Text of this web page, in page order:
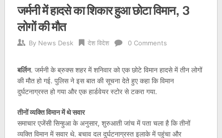
जर्मनी में हादसे का शिकार हुआ छोटा विमान, 3
लोगों की मौत
By News Desk देश विदेश 0 Comments
बर्लिन. जर्मनी के ब्रुक्स शहर में शनिवार को एक छोटे विमान हादसे में तीन लोगों
की मौत हो गई. पुलिस ने इस बात की सूचना देते हुए कहा कि विमान
दुर्घटनाग्रस्त हो गया और एक हार्डवेयर स्टोर से टकरा गया.
तीनों व्यक्ति विमान में थे सवार
समाचार एजेंसी सिन्हुआ के अनुसार, शुरुआती जांच में पता चला है कि तीनों
व्यक्ति विमान में सवार थे. बचाव दल दुर्घटनाग्रस्त इलाके में पहुंचा और